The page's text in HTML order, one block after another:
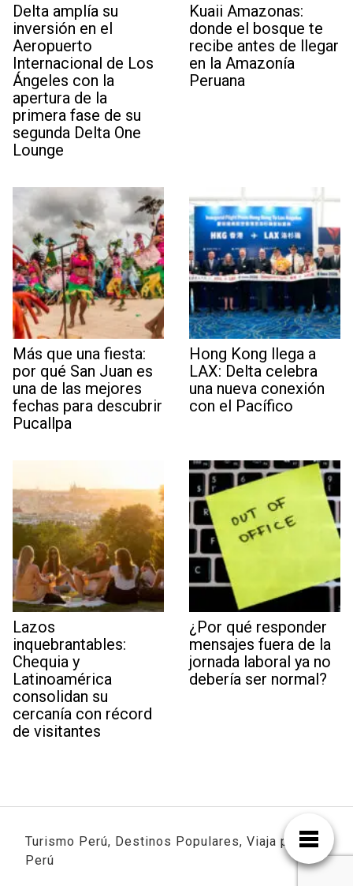
Delta amplía su
inversión en el
Aeropuerto
Internacional de Los
Ángeles con la
apertura de la
primera fase de su
segunda Delta One
Lounge
Kuaii Amazonas:
donde el bosque te
recibe antes de llegar
en la Amazonía
Peruana
Más que una fiesta:
por qué San Juan es
una de las mejores
fechas para descubrir
Pucallpa
Hong Kong llega a
LAX: Delta celebra
una nueva conexión
con el Pacífico
Lazos
inquebrantables:
Chequia y
Latinoamérica
consolidan su
cercanía con récord
de visitantes
¿Por qué responder
mensajes fuera de la
jornada laboral ya no
debería ser normal?
Turismo Perú, Destinos Populares, Viaja por
Perú